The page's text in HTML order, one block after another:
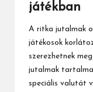
játékban
A ritka jutalmak
játékosok
szerezhetnek
jutalmak
speciális valutát